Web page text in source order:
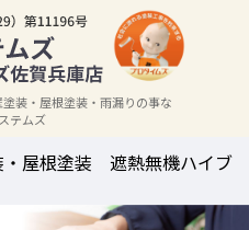
装・屋根塗装・雨漏りの事な
テムズ
屋根塗装 遮熱無機ハイブ